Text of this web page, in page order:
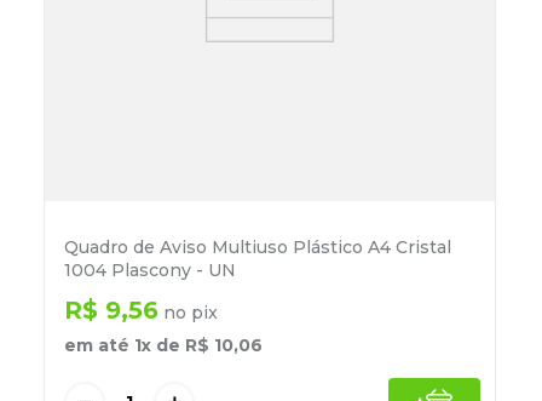
Quadro de Aviso Multiuso Plástico A4 Cristal
1004 Plascony - UN
R$ 9,56 no pix
em até 1x de R$ 10,06